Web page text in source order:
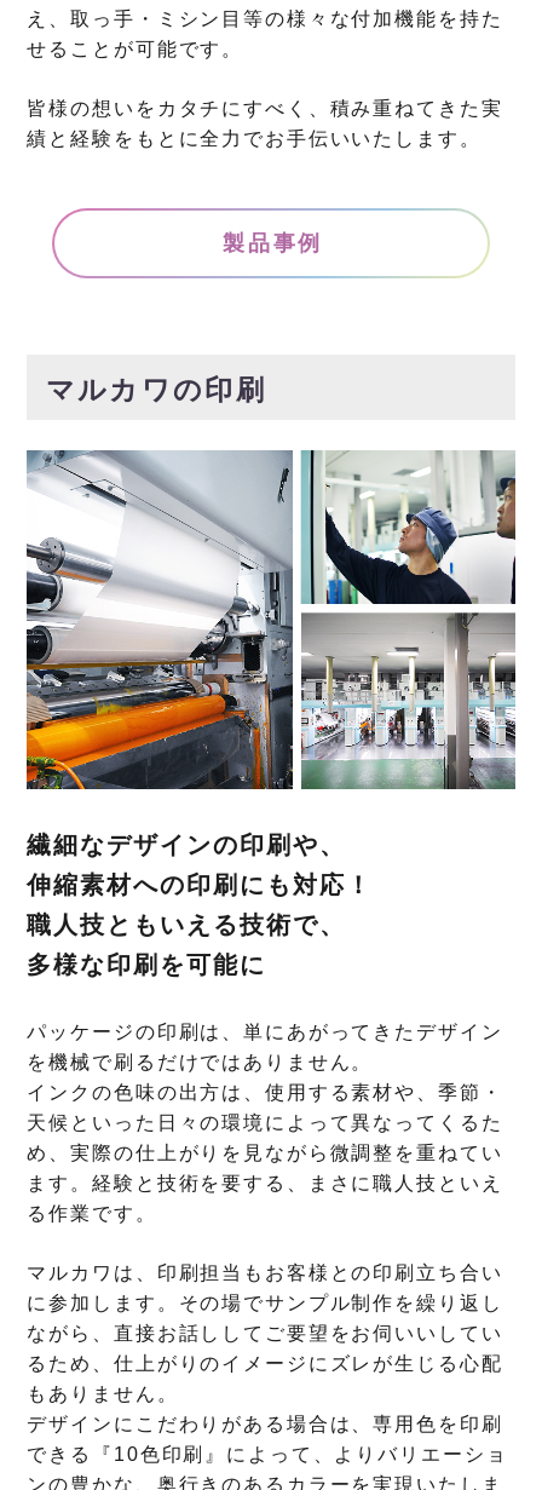
え、取っ手・ミシン目等の様々な付加機能を持た
せることが可能です。
皆様の想いをカタチにすべく、積み重ねてきた実
績と経験をもとに全力でお手伝いいたします。
製品事例
マルカワの印刷
繊細なデザインの印刷や、
伸縮素材への印刷にも対応！
職人技ともいえる技術で、
多様な印刷を可能に
パッケージの印刷は、単にあがってきたデザイン
を機械で刷るだけではありません。
インクの色味の出方は、使用する素材や、季節・
天候といった日々の環境によって異なってくるた
め、実際の仕上がりを見ながら微調整を重ねてい
ます。経験と技術を要する、まさに職人技といえ
る作業です。
マルカワは、印刷担当もお客様との印刷立ち合い
に参加します。その場でサンプル制作を繰り返し
ながら、直接お話ししてご要望をお伺いいしてい
るため、仕上がりのイメージにズレが生じる心配
もありません。
デザインにこだわりがある場合は、専用色を印刷
できる『10色印刷』によって、よりバリエーショ
ンの豊かな、奥行きのあるカラーを実現いたしま